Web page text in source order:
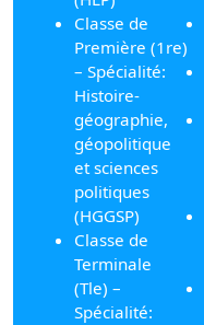
Classe de
Première (1re)
– Spécialité:
Histoire-
géographie,
géopolitique
et sciences
politiques
(HGGSP)
Classe de
Terminale
(Tle) –
Spécialité: